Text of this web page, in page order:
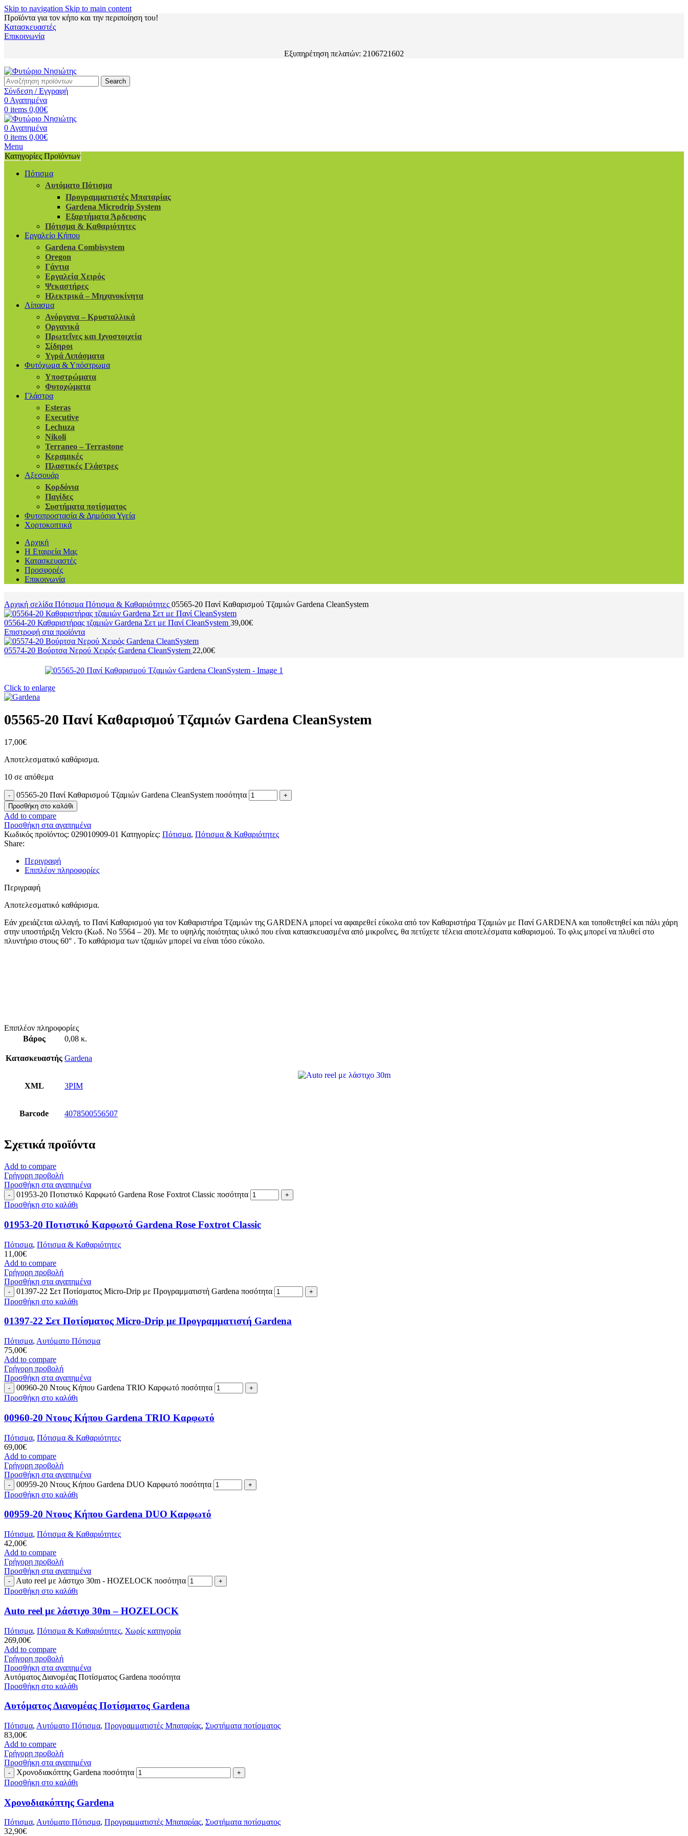
Skip to navigation Skip to main content
Προϊόντα για τον κήπο και την περιποίηση του!
Κατασκευαστές
Επικοινωνία
Εξυπηρέτηση πελατών: 2106721602
Search
Σύνδεση / Εγγραφή
0 Αγαπημένα
0 items 0,00€
0 Αγαπημένα
0 items 0,00€
Menu
Κατηγορίες Προϊόντων
Πότισμα
Αυτόματο Πότισμα
Προγραμματιστές Μπαταρίας
Gardena Microdrip System
Εξαρτήματα Άρδευσης
Πότισμα & Καθαριότητες
Εργαλείο Κήπου
Gardena Combisystem
Oregon
Γάντια
Εργαλεία Χειρός
Ψεκαστήρες
Ηλεκτρικά – Μηχανοκίνητα
Λίπασμα
Ανόργανα – Κρυσταλλικά
Οργανικά
Πρωτεΐνες και Ιχνοστοιχεία
Σίδηροι
Υγρά Λιπάσματα
Φυτόχωμα & Υπόστρωμα
Υποστρώματα
Φυτοχώματα
Γλάστρα
Esteras
Executive
Lechuza
Nikoli
Terraneo – Terrastone
Κεραμικές
Πλαστικές Γλάστρες
Αξεσουάρ
Κορδόνια
Παγίδες
Συστήματα ποτίσματος
Φυτοπροστασία & Δημόσια Υγεία
Χορτοκοπτικά
Αρχική
Η Εταιρεία Μας
Κατασκευαστές
Προσφορές
Επικοινωνία
Αρχική σελίδα Πότισμα Πότισμα & Καθαριότητες 05565-20 Πανί Καθαρισμού Τζαμιών Gardena CleanSystem
05564-20 Καθαριστήρας τζαμιών Gardena Σετ με Πανί CleanSystem 39,00€
Επιστροφή στα προϊόντα
05574-20 Βούρτσα Νερού Χειρός Gardena CleanSystem 22,00€
Click to enlarge
05565-20 Πανί Καθαρισμού Τζαμιών Gardena CleanSystem
17,00€
Αποτελεσματικό καθάρισμα.
10 σε απόθεμα
05565-20 Πανί Καθαρισμού Τζαμιών Gardena CleanSystem ποσότητα
Προσθήκη στο καλάθι
Add to compare
Προσθήκη στα αγαπημένα
Κωδικός προϊόντος: 029010909-01 Κατηγορίες: Πότισμα, Πότισμα & Καθαριότητες
Share:
Περιγραφή
Επιπλέον πληροφορίες
Περιγραφή
Αποτελεσματικό καθάρισμα.
Εάν χρειάζεται αλλαγή, το Πανί Καθαρισμού για τον Καθαριστήρα Τζαμιών της GARDENA μπορεί να αφαιρεθεί εύκολα από τον Καθαριστήρα Τζαμιών με Πανί GARDENA και τοποθετηθεί και πάλι χάρη
στην υποστήριξη Velcro (Κωδ. Νο 5564 – 20). Με το υψηλής ποιότητας υλικό που είναι κατασκευασμένα από μικροΐνες, θα πετύχετε τέλεια αποτελέσματα καθαρισμού. Το φλις μπορεί να πλυθεί στο
πλυντήριο στους 60° . Το καθάρισμα των τζαμιών μπορεί να είναι τόσο εύκολο.
Επιπλέον πληροφορίες
Βάρος
0,08 κ.
Κατασκευαστής Gardena
XML 3PIM
Barcode 4078500556507
Σχετικά προϊόντα
Add to compare
Γρήγορη προβολή
Προσθήκη στα αγαπημένα
01953-20 Ποτιστικό Καρφωτό Gardena Rose Foxtrot Classic ποσότητα
Προσθήκη στο καλάθι
01953-20 Ποτιστικό Καρφωτό Gardena Rose Foxtrot Classic
Πότισμα, Πότισμα & Καθαριότητες
11,00€
Add to compare
Γρήγορη προβολή
Προσθήκη στα αγαπημένα
01397-22 Σετ Ποτίσματος Micro-Drip με Προγραμματιστή Gardena ποσότητα
Προσθήκη στο καλάθι
01397-22 Σετ Ποτίσματος Micro-Drip με Προγραμματιστή Gardena
Πότισμα, Αυτόματο Πότισμα
75,00€
Add to compare
Γρήγορη προβολή
Προσθήκη στα αγαπημένα
00960-20 Ντους Κήπου Gardena TRIO Καρφωτό ποσότητα
Προσθήκη στο καλάθι
00960-20 Ντους Κήπου Gardena TRIO Καρφωτό
Πότισμα, Πότισμα & Καθαριότητες
69,00€
Add to compare
Γρήγορη προβολή
Προσθήκη στα αγαπημένα
00959-20 Ντους Κήπου Gardena DUO Καρφωτό ποσότητα
Προσθήκη στο καλάθι
00959-20 Ντους Κήπου Gardena DUO Καρφωτό
Πότισμα, Πότισμα & Καθαριότητες
42,00€
Add to compare
Γρήγορη προβολή
Προσθήκη στα αγαπημένα
Auto reel με λάστιχο 30m - HOZELOCK ποσότητα
Προσθήκη στο καλάθι
Auto reel με λάστιχο 30m – HOZELOCK
Πότισμα, Πότισμα & Καθαριότητες, Χωρίς κατηγορία
269,00€
Add to compare
Γρήγορη προβολή
Προσθήκη στα αγαπημένα
Αυτόματος Διανομέας Ποτίσματος Gardena ποσότητα
Προσθήκη στο καλάθι
Αυτόματος Διανομέας Ποτίσματος Gardena
Πότισμα, Αυτόματο Πότισμα, Προγραμματιστές Μπαταρίας, Συστήματα ποτίσματος
83,00€
Add to compare
Γρήγορη προβολή
Προσθήκη στα αγαπημένα
Χρονοδιακόπτης Gardena ποσότητα
Προσθήκη στο καλάθι
Χρονοδιακόπτης Gardena
Πότισμα, Αυτόματο Πότισμα, Προγραμματιστές Μπαταρίας, Συστήματα ποτίσματος
32,90€